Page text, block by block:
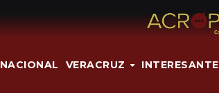
NACIONAL VERACRUZ INTERESANTE